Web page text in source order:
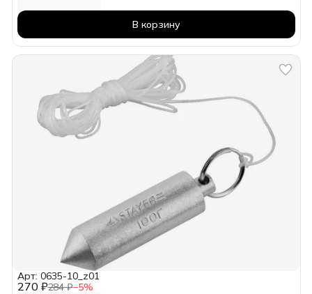
В корзину
270 ₽284 ₽−5%
Арт: 0635-10_z01